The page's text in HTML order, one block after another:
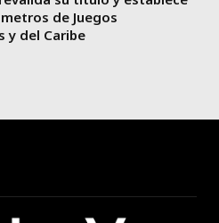
de Juegos
y del Caribe